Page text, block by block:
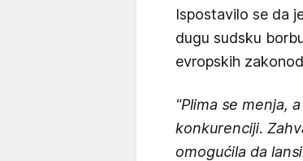
Ispostavilo se da
dugu sudsku
evropskih
"Plima se menja,
konkurenciji.
omogućila da